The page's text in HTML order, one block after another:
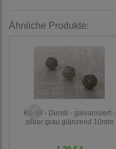
Ähnliche Produkte:
Knopf - Dirndl - galvanisiert -
silber grau glänzend 10mm